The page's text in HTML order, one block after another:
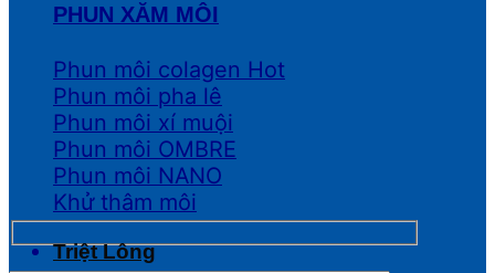
PHUN XĂM MÔI
Phun môi colagen
Phun môi pha lê
Phun môi xí muội
Phun môi OMBRE
Phun môi NANO
Khử thâm môi
Triệt Lông